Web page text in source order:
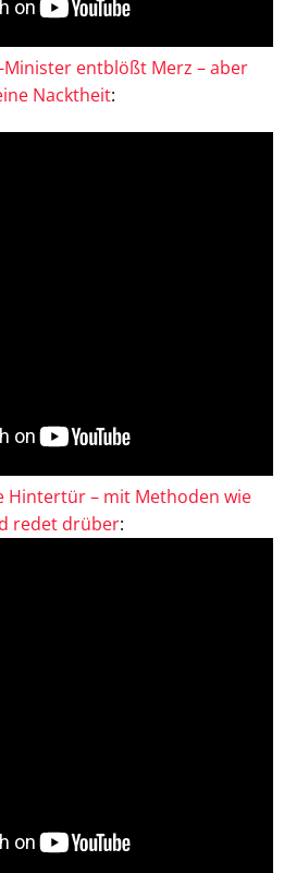
Minister entblößt Merz – aber
Nacktheit:
Hintertür – mit Methoden wie
redet drüber: